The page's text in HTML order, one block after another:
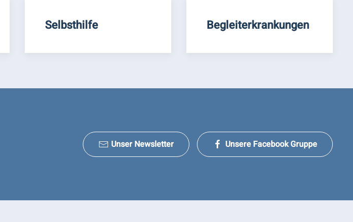
Selbsthilfe Begleiterkrankungen
Unser Newsletter Unsere Facebook Gruppe